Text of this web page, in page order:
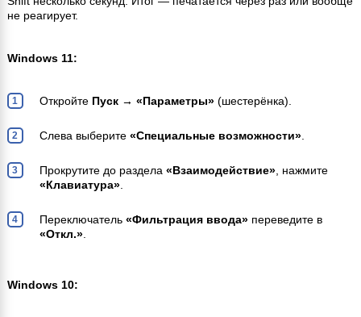
не реагирует.
Windows 11:
Откройте Пуск → «Параметры»(шестерёнка).
Слева выберите «Специальные возможности».
Прокрутите до раздела «Взаимодействие», нажмите
«Клавиатура».
Переключатель «Фильтрация ввода»переведите в
«Откл.».
Windows 10: